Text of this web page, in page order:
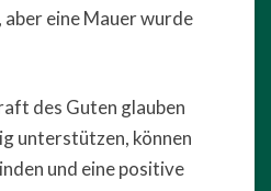
eine Mauer wurde
des Guten glauben
unterstützen, können
und eine positive